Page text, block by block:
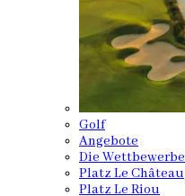
Golf
Angebote
Die Wettbewerbe
Platz Le Château
Platz Le Riou